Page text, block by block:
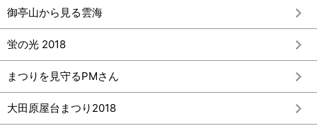
御亭山から見る雲海
蛍の光 2018
まつりを見守るPMさん
大田原屋台まつり2018